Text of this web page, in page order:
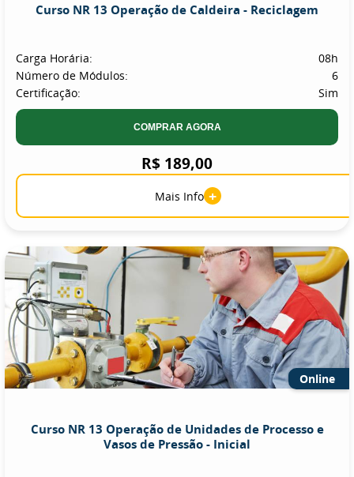
Curso NR 13 Operação de Caldeira - Reciclagem
Carga Horária:
08h
Número de Módulos:
6
Certificação:
Sim
COMPRAR AGORA
R$ 189,00
Mais Info +
Online
Curso NR 13 Operação de Unidades de Processo e
Vasos de Pressão - Inicial